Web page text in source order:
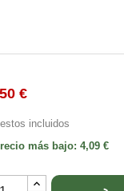
€
incluidos
más bajo: 4,09 €